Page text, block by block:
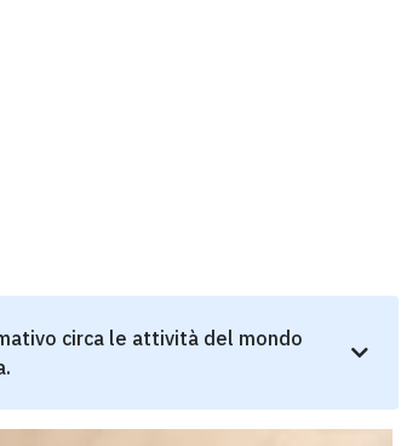
circa le attività del mondo